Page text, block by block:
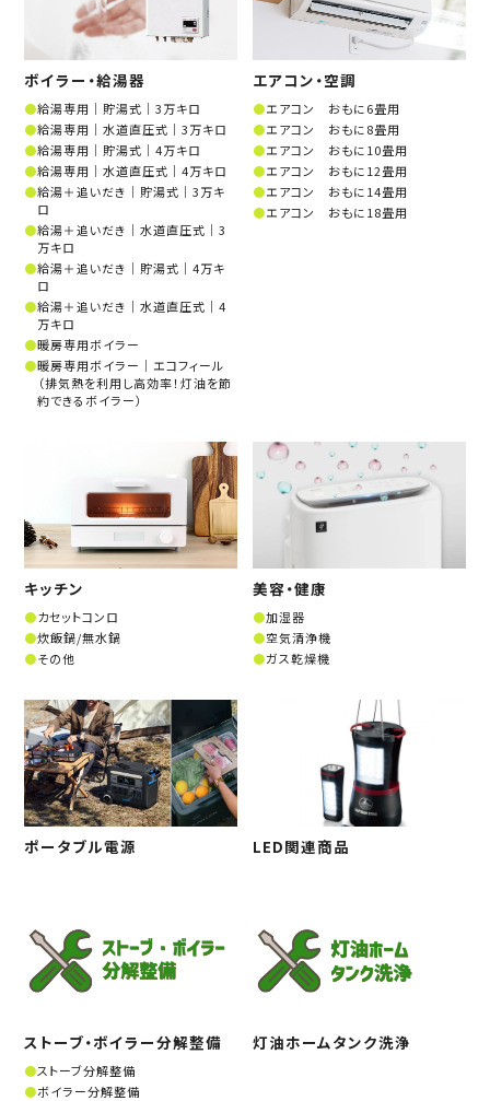
ボイラー・給湯器
給湯専用│貯湯式│3万キロ
給湯専用│水道直圧式│3万キロ
給湯専用│貯湯式│4万キロ
給湯専用│水道直圧式│4万キロ
給湯＋追いだき│貯湯式│3万キ
ロ
給湯＋追いだき│水道直圧式│3
万キロ
給湯＋追いだき│貯湯式│4万キ
ロ
給湯＋追いだき│水道直圧式│4
万キロ
暖房専用ボイラー
暖房専用ボイラー│エコフィール
（排気熱を利用し高効率！灯油を節
約できるボイラー）
エアコン・空調
エアコン おもに6畳用
エアコン おもに8畳用
エアコン おもに10畳用
エアコン おもに12畳用
エアコン おもに14畳用
エアコン おもに18畳用
キッチン
カセットコンロ
炊飯鍋/無水鍋
その他
美容・健康
加湿器
空気清浄機
ガス乾燥機
ポータブル電源 LED関連商品
ストーブ・ボイラー分解整備
ストーブ分解整備
ボイラー分解整備
灯油ホームタンク洗浄